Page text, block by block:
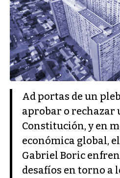
Ad portas de un
aprobar o rechazar
Constitución, y en
económica global,
Gabriel Boric
desafíos en torno a